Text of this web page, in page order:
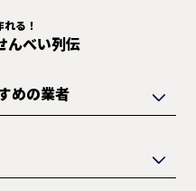
る！
んべい列伝
めの業者